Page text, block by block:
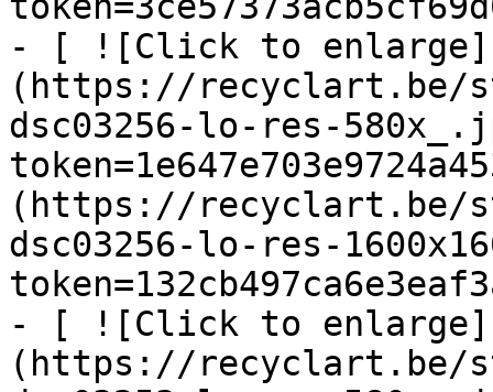
- [ ![Click to enlarge]
(https://recyclart.be/
dsc03256-lo-res-
(https://recyclart.be/
dsc03256-lo-res-
- [ ![Click to enlarge]
(https://recyclart.be/